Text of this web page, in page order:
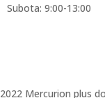
Subota: 9:00-13:00
2022 Mercurion plus